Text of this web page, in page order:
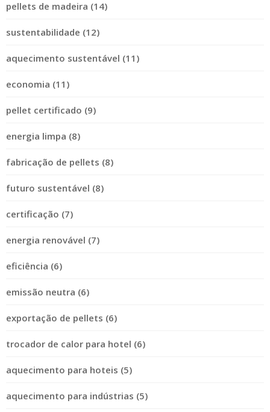
pellets de madeira (14)
sustentabilidade (12)
aquecimento sustentável (11)
economia (11)
pellet certificado (9)
energia limpa (8)
fabricação de pellets (8)
futuro sustentável (8)
certificação (7)
energia renovável (7)
eficiência (6)
emissão neutra (6)
exportação de pellets (6)
trocador de calor para hotel (6)
aquecimento para hoteis (5)
aquecimento para indústrias (5)